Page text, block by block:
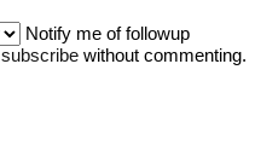
Notify me of followup
subscribe without commenting.